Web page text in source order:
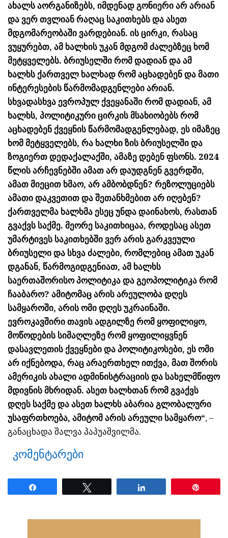
ახალს აორგანიზებს, იმდენად გონიერი არ არიან
და ვერ თვლიან რაღაც საკითხებს და ასეთ
მდგომარეობაში ვარდებიან. ის ცირკი, რასაც
ვუყურებთ, ამ ხალხის უკან მდგომ ძალებზეც ხომ
მეტყველებს. ბრიუსელში რომ დადიან და ამ
ხალხს ქართველ ხალხად რომ აცხადებენ და მათი
ინტერესების წარმომადგენლები არიან.
სხვადასხვა ევროპულ ქვეყანაში რომ დადიან, ამ
ხალხს, პოლიტიკური ცირკის მსახიობებს რომ
აცხადებენ ქვეყნის წარმომადგენლებად, ეს იმაზეც
ხომ მეტყველებს, რა ხალხი ზის ბრიუსელში და
ზოგიერთ დედაქალაქში, ამაზე დებენ ფსონს. 2024
წლის არჩევნებში ამათ არ დაუდგნენ გვერდში,
ამათ მიეცით ხმაო, არ ამბობდნენ? რეზოლუციებს
ამათი დაკვეთით და შეთანხმებით არ იღებენ?
ქართველმა ხალხმა ესეც უნდა დაინახოს, რასთან
გვაქვს საქმე. მეორე საკითხიცაა, როდესაც ასეთ
უმარტივეს საკითხებში ვერ არის გარკვეული
ბრიუსელი და სხვა ძალები, რომლებიც ამათ უკან
დგანან, წარმოგიდგენიათ, ამ ხალხს
საერთაშორისო პოლიტიკა და გეოპოლიტიკა რომ
ჩააბარო? ამიტომაც არის არეულობა დღეს
სამყაროში, არის ომი დღეს უკრაინაში.
ევროკავშირი თავის ადგილზე რომ ყოფილიყო,
მოწოდების სიმაღლეზე რომ ყოფილიყვნენ
დასავლეთის ქვეყნები და პოლიტიკოსები, ეს ომი
არ იქნებოდა, რაც არაერთხელ ითქვა, მათ შორის
ამერიკის ახალი ადმინისტრაციის და სახელმწიფო
მდივნის მხრიდან. ასეთ ხალხთან რომ გვაქვს
დღეს საქმე და ასეთ ხალხს აბარია გლობალური
უსაფრთხოება, ამიტომ არის არეული სამყარო“, –
განაცხადა შალვა პაპუაშვილმა.
კომენტარები